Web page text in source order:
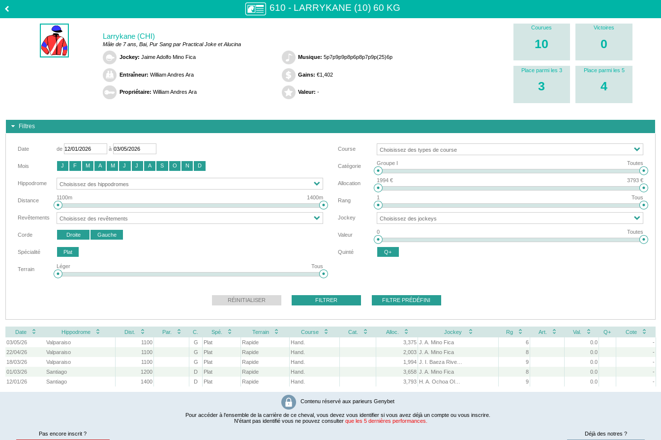
610 - LARRYKANE (10) 60 KG
Larrykane (CHI)
Mâle de 7 ans, Bai, Pur Sang par Practical Joke et Alucina
Jockey: Jaime Adolfo Mino Fica
Entraîneur: William Andres Ara
Propriétaire: William Andres Ara
Musique: 5p7p9p9p8p6p8p7p9p(25)6p
Gains: €1,402
Valeur: -
Courues
10
Victoires
0
Place parmi les 3
3
Place parmi les 5
4
Filtres
Date de à
Mois J F M A M J J A S O N D
Hippodrome
Distance 1100m 1400m
Revêtements
Corde Droite Gauche
Spécialité Plat
Terrain Léger Tous
Course
Catégorie Groupe I Toutes
Allocation 1994 € 3793 €
Rang 1 Tous
Jockey
Valeur 0 Toutes
Quinté Q+
RÉINITIALISER FILTRER FILTRE PRÉDÉFINI
Date Hippodrome Dist. Par. C. Spé. Terrain Course Cat. Alloc. Jockey Rg Art. Val. Q+
Cote
03/05/26
Valparaiso 1100 G Plat Rapide Hand. 3,375 J. A. Mino Fica 6 0.0
-
22/04/26
Valparaiso 1100 G Plat Rapide Hand. 2,003 J. A. Mino Fica 8 0.0
-
18/03/26
Valparaiso 1100 G Plat Rapide Hand. 1,994 9 0.0
-
01/03/26
Santiago 1200 D Plat Rapide Hand. 3,658 J. A. Mino Fica 8 0.0
-
12/01/26
Santiago 1400 D Plat Rapide Hand. 3,793 9 0.0 -
Contenu réservé aux parieurs Genybet
Pour accéder à l'ensemble de la carrière de ce cheval, vous devez vous identifier si vous avez déjà un compte ou vous inscrire.
N'étant pas identifié vous ne pouvez consulter que les 5 dernières performances.
Déjà des notres ?
Pas encore inscrit ?